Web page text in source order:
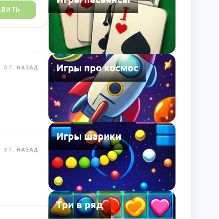
3 Г. НАЗАД
3 Г. НАЗАД
Игры про космос
Игры шарики
Три в ряд